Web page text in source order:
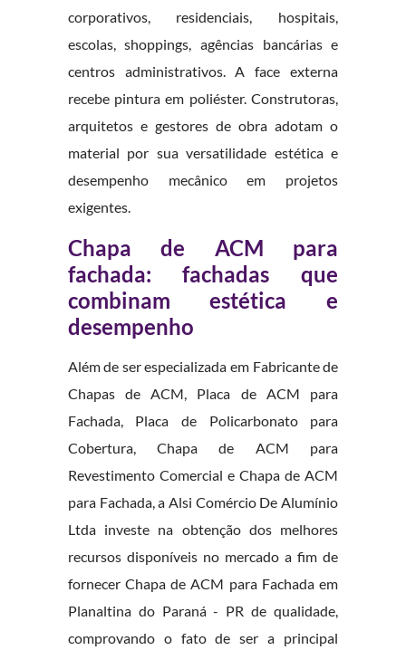
corporativos, residenciais, hospitais,
escolas, shoppings, agências bancárias e
centros administrativos. A face externa
recebe pintura em poliéster. Construtoras,
arquitetos e gestores de obra adotam o
material por sua versatilidade estética e
desempenho mecânico em projetos
exigentes.
Chapa de ACM para
fachada: fachadas que
combinam estética e
desempenho
Além de ser especializada em Fabricante de
Chapas de ACM, Placa de ACM para
Fachada, Placa de Policarbonato para
Cobertura, Chapa de ACM para
Revestimento Comercial e Chapa de ACM
para Fachada, a Alsi Comércio De Alumínio
Ltda investe na obtenção dos melhores
recursos disponíveis no mercado a fim de
fornecer Chapa de ACM para Fachada em
Planaltina do Paraná - PR de qualidade,
comprovando o fato de ser a principal